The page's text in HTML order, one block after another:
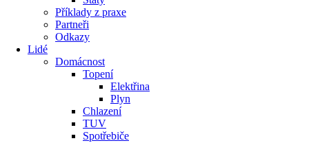
Příklady z praxe
Partneři
Odkazy
Lidé
Domácnost
Topení
Elektřina
Plyn
Chlazení
TUV
Spotřebiče